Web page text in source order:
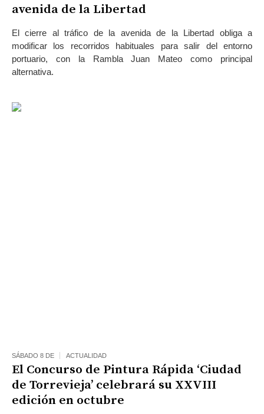
avenida de la Libertad
El cierre al tráfico de la avenida de la Libertad obliga a
modificar los recorridos habituales para salir del entorno
portuario, con la Rambla Juan Mateo como principal
alternativa.
SÁBADO 8 DE ACTUALIDAD
El Concurso de Pintura Rápida ‘Ciudad
de Torrevieja’ celebrará su XXVIII
edición en octubre